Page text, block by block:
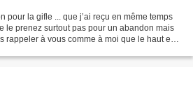
pour la gifle ... que j’ai reçu en même temps
prenez surtout pas pour un abandon mais
à vous comme à moi que le haut est